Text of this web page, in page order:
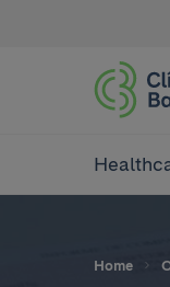
Home